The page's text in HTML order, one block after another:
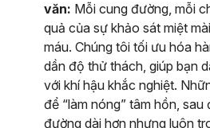
văn: Mỗi cung đường, mỗi
quả của sự khảo sát miệt
máu. Chúng tôi tối ưu hóa
dần độ thử thách, giúp bạn
với khí hậu khắc nghiệt.
để “làm nóng” tâm hồn,
đường dài hơn nhưng luôn